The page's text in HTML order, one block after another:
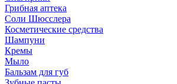
Грибная аптека
Соли Шюсслера
Косметические средства
Шампуни
Кремы
Мыло
Бальзам для губ